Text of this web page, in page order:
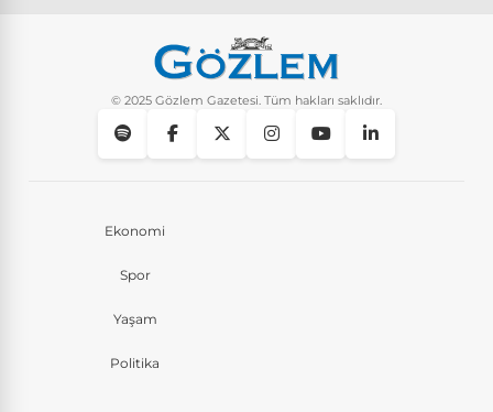
© 2025 Gözlem Gazetesi. Tüm hakları saklıdır.
Ekonomi
Spor
Yaşam
Politika